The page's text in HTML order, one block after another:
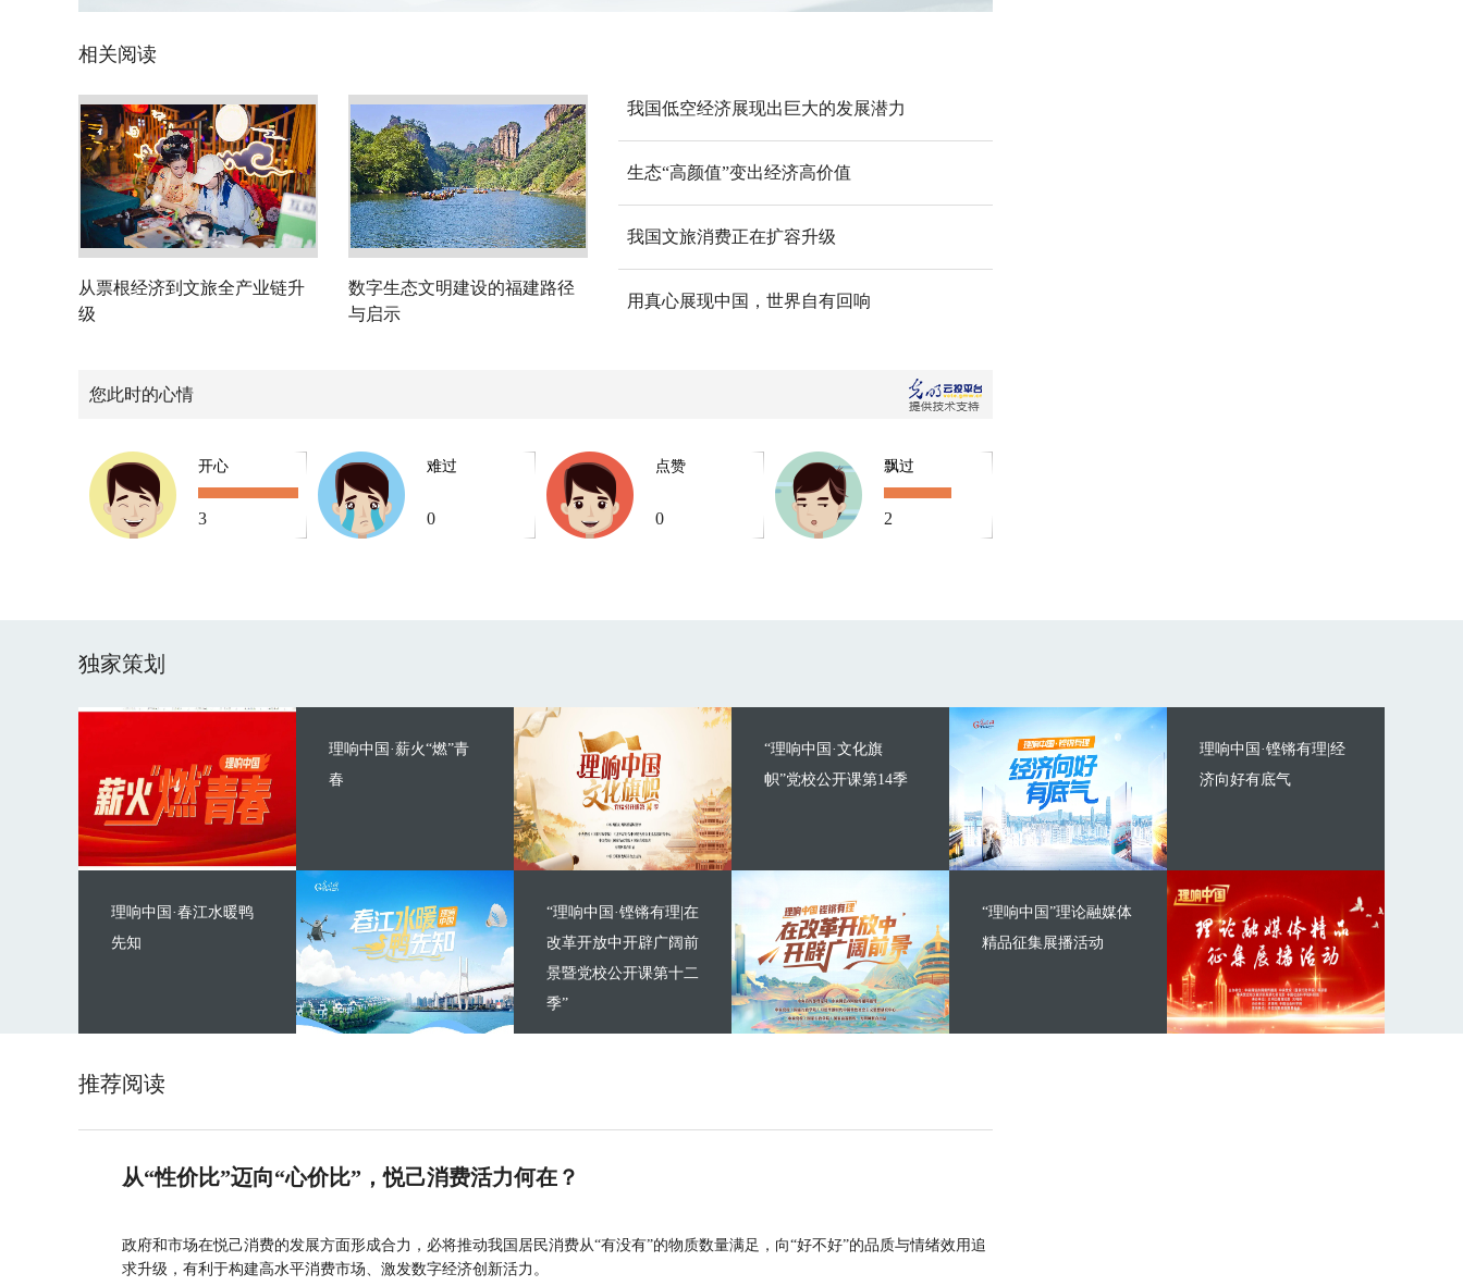
相关阅读
从票根经济到文旅全产业链升
级
数字生态文明建设的福建路径
与启示
我国低空经济展现出巨大的发展潜力
生态“高颜值”变出经济高价值
我国文旅消费正在扩容升级
用真心展现中国，世界自有回响
您此时的心情
开心
3
难过
0
点赞
0
飘过
2
独家策划
理响中国·薪火“燃”青
春
理响中国·春江水暖鸭
先知
“理响中国·文化旗
帜”党校公开课第14季
“理响中国·铿锵有理|在
改革开放中开辟广阔前
景暨党校公开课第十二
季”
理响中国·铿锵有理|经
济向好有底气
“理响中国”理论融媒体
精品征集展播活动
推荐阅读
从“性价比”迈向“心价比”，悦己消费活力何在？
政府和市场在悦己消费的发展方面形成合力，必将推动我国居民消费从“有没有”的物质数量满足，向“好不好”的品质与情绪效用追
求升级，有利于构建高水平消费市场、激发数字经济创新活力。